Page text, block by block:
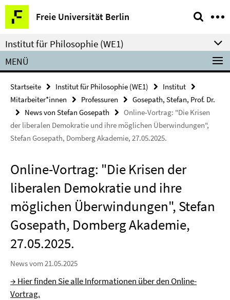
Springe
direkt
zu
Inhalt
Freie Universität Berlin
Service-
Navigation
Institut für Philosophie (WE1)
MENÜ
Startseite Institut für Philosophie (WE1)
Institut
Mitarbeiter*innen
Professuren
Gosepath, Stefan, Prof. Dr.
News von Stefan Gosepath
Online-Vortrag: "Die Krisen
der liberalen Demokratie und ihre möglichen Überwindungen",
Stefan Gosepath, Domberg Akademie, 27.05.2025.
Online-Vortrag: "Die Krisen der
liberalen Demokratie und ihre
möglichen Überwindungen", Stefan
Gosepath, Domberg Akademie,
27.05.2025.
News vom 21.05.2025
→ Hier finden Sie alle Informationen über den Online-
Vortrag.